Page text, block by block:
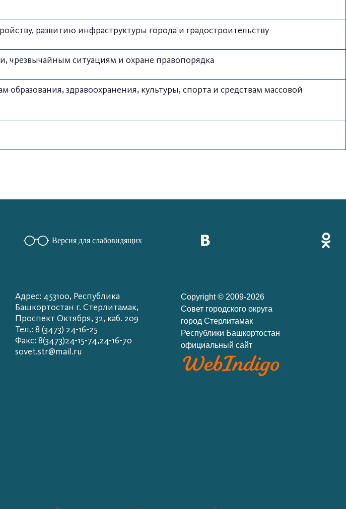
развитию инфраструктуры города и градостроительству
чрезвычайным ситуациям и охране правопорядка
здравоохранения, культуры, спорта и средствам массовой
Версия для слабовидящих
Адрес: 453100, Республика
Башкортостан г. Стерлитамак,
Проспект Октября, 32, каб. 209
Тел.: 8 (3473) 24-16-25
Факс: 8(3473)24-15-74,24-16-70
sovet.str@mail.ru
Copyright © 2009-2026
Cовет городского округа
город Стерлитамак
Республики Башкортостан
официальный сайт